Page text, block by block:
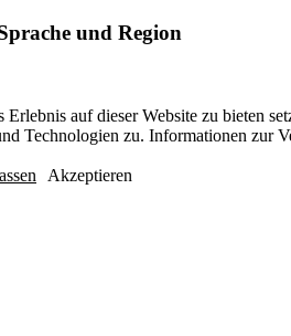
und Region
Erlebnis auf dieser Website zu bieten
Technologien zu. Informationen zur
Akzeptieren